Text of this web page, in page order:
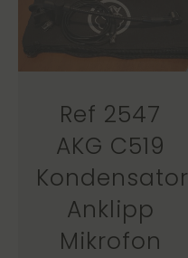
Ref 2547
AKG C519
Kondensator
Anklipp
Mikrofon